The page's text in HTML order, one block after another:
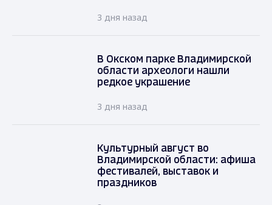
3 дня назад
В Окском парке Владимирской
области археологи нашли
редкое украшение
3 дня назад
Культурный август во
Владимирской области: афиша
фестивалей, выставок и
праздников